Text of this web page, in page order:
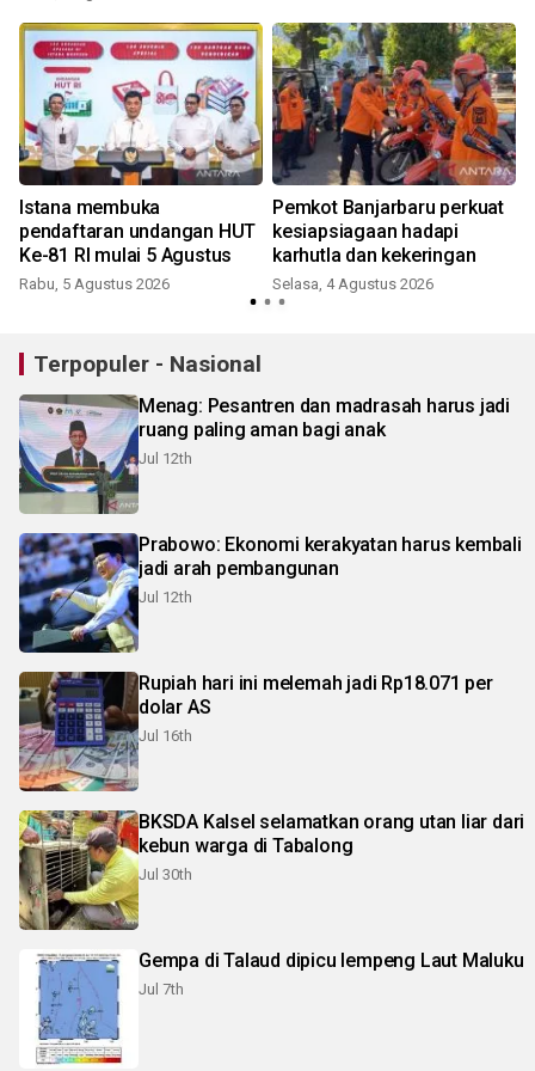
Istana membuka
pendaftaran undangan HUT
Ke-81 RI mulai 5 Agustus
Rabu, 5 Agustus 2026
Pemkot Banjarbaru perkuat
kesiapsiagaan hadapi
karhutla dan kekeringan
Selasa, 4 Agustus 2026
Terpopuler - Nasional
Menag: Pesantren dan madrasah harus jadi
ruang paling aman bagi anak
Jul 12th
Prabowo: Ekonomi kerakyatan harus kembali
jadi arah pembangunan
Jul 12th
Rupiah hari ini melemah jadi Rp18.071 per
dolar AS
Jul 16th
BKSDA Kalsel selamatkan orang utan liar dari
kebun warga di Tabalong
Jul 30th
Gempa di Talaud dipicu lempeng Laut Maluku
Jul 7th